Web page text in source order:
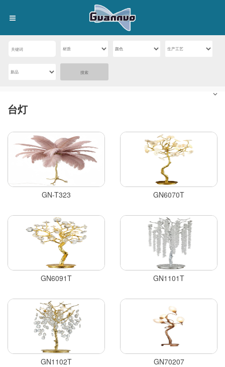
搜索
台灯
GN-T323 GN6070T
GN6091T GN1101T
GN1102T GN70207